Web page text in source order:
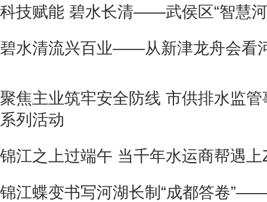
头条智造
传真机
科技赋能 碧水长清——武侯区“智慧
碧水清流兴百业——从新津龙舟会看
聚焦主业筑牢安全防线 市供排水监
系列活动
锦江之上过端午 当千年水运商帮遇
锦江蝶变书写河湖长制“成都答卷